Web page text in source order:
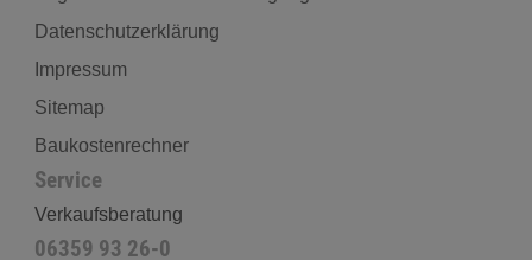
Datenschutzerklärung
Impressum
Sitemap
Baukostenrechner
Service
Verkaufsberatung
06359 93 26-0